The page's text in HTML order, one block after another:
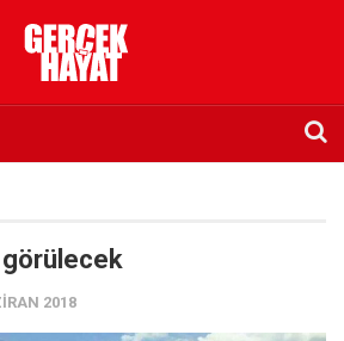
görülecek
2018